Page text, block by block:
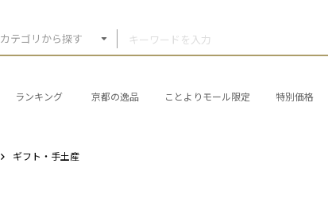
カテゴリから探す
ランキング 京都の逸品 ことよりモール限定 特別価格
ギフト・手土産